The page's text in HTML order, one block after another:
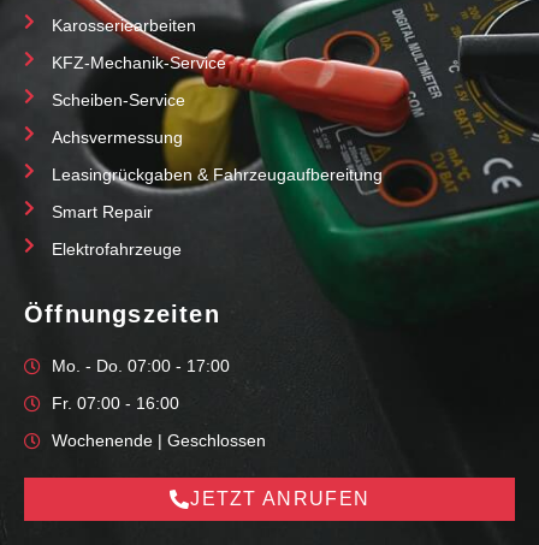
Karosseriearbeiten
KFZ-Mechanik-Service
Scheiben-Service
Achsvermessung
Leasingrückgaben & Fahrzeugaufbereitung
Smart Repair
Elektrofahrzeuge
Öffnungszeiten
Mo. - Do. 07:00 - 17:00
Fr. 07:00 - 16:00
Wochenende | Geschlossen
JETZT ANRUFEN